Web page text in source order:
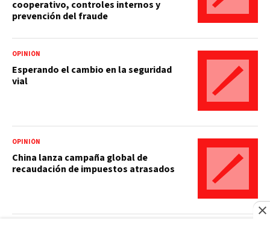
cooperativo, controles internos y
prevención del fraude
OPINIÓN
Esperando el cambio en la seguridad
vial
OPINIÓN
China lanza campaña global de
recaudación de impuestos atrasados